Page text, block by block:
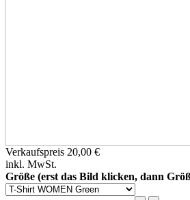
Verkaufspreis 20,00 €
inkl. MwSt.
Größe (erst das Bild klicken, dann